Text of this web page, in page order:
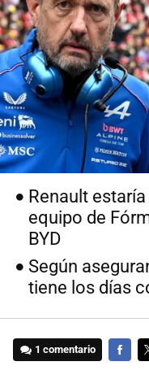
Renault
equipo de
BYD
Según
tiene los días
1 comentario